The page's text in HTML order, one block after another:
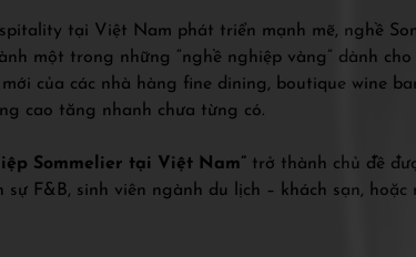
tại Việt Nam phát triển mạnh mẽ, nghề
một trong những “nghề nghiệp vàng” dành
của các nhà hàng fine dining, boutique wine
cao tăng nhanh chưa từng có.
Sommelier tại Việt Nam” trở thành chủ đề
F&B, sinh viên ngành du lịch – khách sạn,